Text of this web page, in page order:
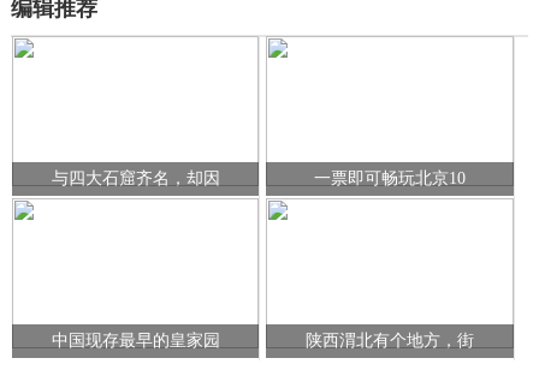
编辑推荐
与四大石窟齐名，却因 一票即可畅玩北京10
中国现存最早的皇家园 陕西渭北有个地方，街